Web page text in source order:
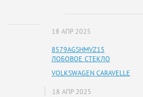
18 АПР 2025
8579AGSHMVZ15
ЛОБОВОЕ СТЕКЛО
VOLKSWAGEN CARAVELLE
18 АПР 2025